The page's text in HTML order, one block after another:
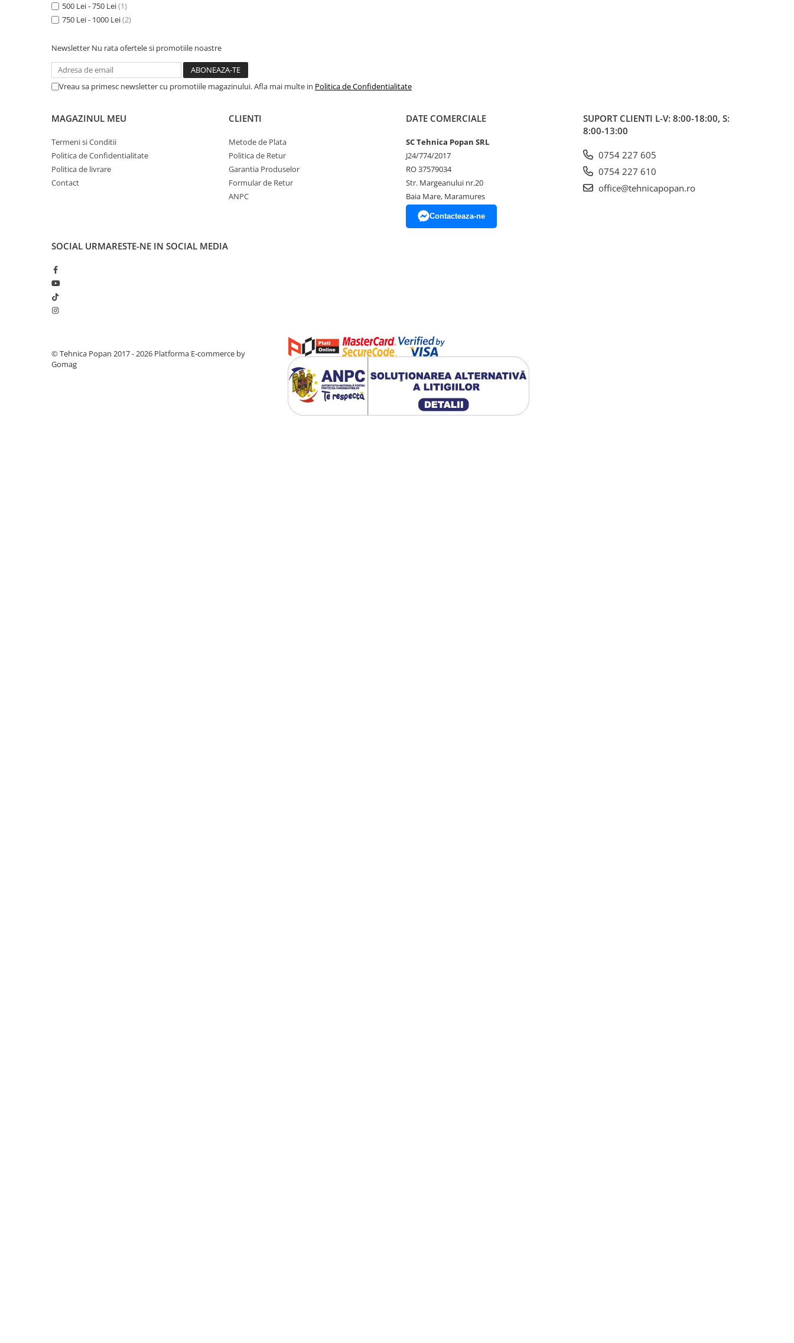
1.5.10. Distributie si accesorii
1.6. Electrice
1.6.2. Alternatoare
1.6.4. Demaroare
1.6.8. Echipamente & aparate de
masurare/testare
1.7. Sisteme de franare
1.7.1 Cablu frana
1.7.3. Simeringuri sistem franare
500 Lei - 750 Lei(1)
750 Lei - 1000 Lei(2)
Newsletter Nu rata ofertele si promotiile noastre
Vreau sa primesc newsletter cu promotiile magazinului. Afla mai multe in Politica de Confidentialitate
MAGAZINUL MEU
Termeni si Conditii
Politica de Confidentialitate
Politica de livrare
Contact
CLIENTI
Metode de Plata
Politica de Retur
Garantia Produselor
Formular de Retur
ANPC
DATE COMERCIALE
SC Tehnica Popan SRL
J24/774/2017
RO 37579034
Str. Margeanului nr.20
Baia Mare, Maramures
Contacteaza-ne
SUPORT CLIENTI L-V: 8:00-18:00, S:
8:00-13:00
0754 227 605
0754 227 610
office@tehnicapopan.ro
SOCIAL URMARESTE-NE IN SOCIAL MEDIA
© Tehnica Popan 2017 - 2026 Platforma E-commerce by
Gomag